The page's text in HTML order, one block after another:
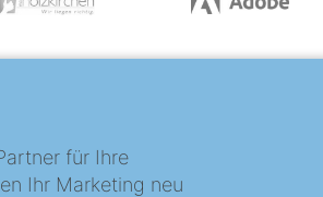
für Ihre
Ihr Marketing neu